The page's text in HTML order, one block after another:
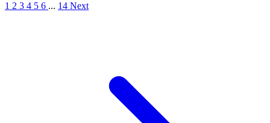
1 2 3 4 5 6 ... 14 Next